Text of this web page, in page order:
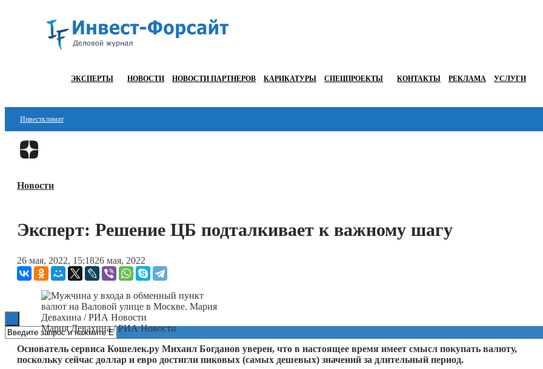
ЭКСПЕРТЫ НОВОСТИ НОВОСТИ ПАРТНЕРОВ КАРИКАТУРЫ СПЕЦПРОЕКТЫ КОНТАКТЫ РЕКЛАМА УСЛУГИ
Инвестклимат
Финансы
Блокчейн
ESG
Новости
Эксперт: Решение ЦБ подталкивает к важному шагу
26 мая, 2022, 15:1826 мая, 2022
Мария Девахина / РИА Новости
Основатель сервиса Кошелек.ру Михаил Богданов уверен, что в настоящее время имеет смысл покупать валюту,
поскольку сейчас доллар и евро достигли пиковых (самых дешевых) значений за длительный период.